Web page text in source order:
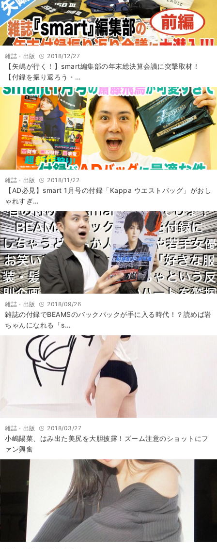
雑誌・出版 2018/12/27
【矢嶋が行く！】smart編集部の年末総決算会議に突撃取材！
【付録を振り返ろう・…
雑誌・出版 2018/11/22
【AD必見】smart 1月号の付録「Kappa ウエストバッグ」がおし
ゃれすぎ…
雑誌・出版 2018/09/26
雑誌の付録でBEAMSのバックパックが手に入る時代！？読めば岩
ちゃんになれる「s…
雑誌・出版 2018/03/27
小嶋陽菜、はみ出た美尻を大胆披露！ズーム注意のショットにフ
ァン興奮